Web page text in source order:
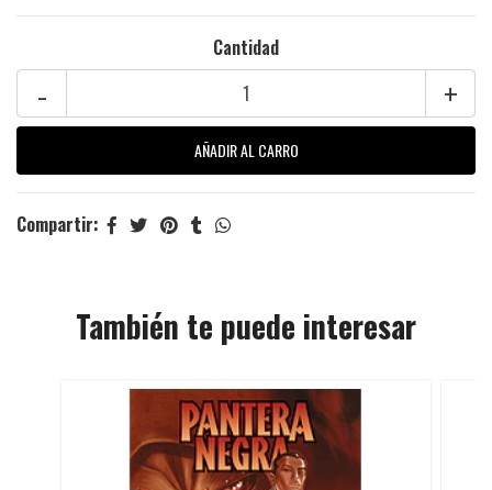
Cantidad
+
-
Compartir:
También te puede interesar